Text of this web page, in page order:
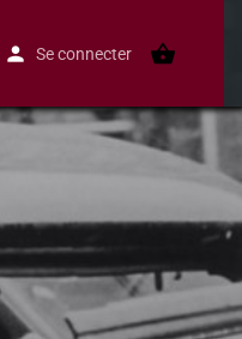
Se connecter